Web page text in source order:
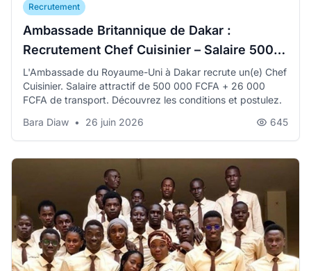
Recrutement
Ambassade Britannique de Dakar :
Recrutement Chef Cuisinier – Salaire 500
000 FCFA
L'Ambassade du Royaume-Uni à Dakar recrute un(e) Chef
Cuisinier. Salaire attractif de 500 000 FCFA + 26 000
FCFA de transport. Découvrez les conditions et postulez.
Bara Diaw • 26 juin 2026 645